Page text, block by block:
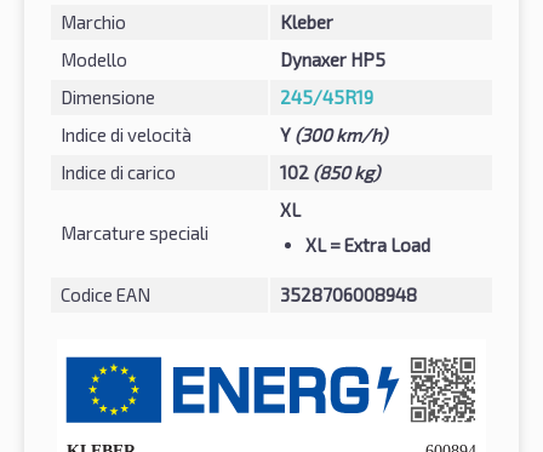
Marchio
Kleber
Modello
Dynaxer HP5
Dimensione
245/45R19
Indice di velocità
Y (300 km/h)
Indice di carico
102 (850 kg)
Marcature speciali
XL
XL= Extra Load
Codice EAN 3528706008948